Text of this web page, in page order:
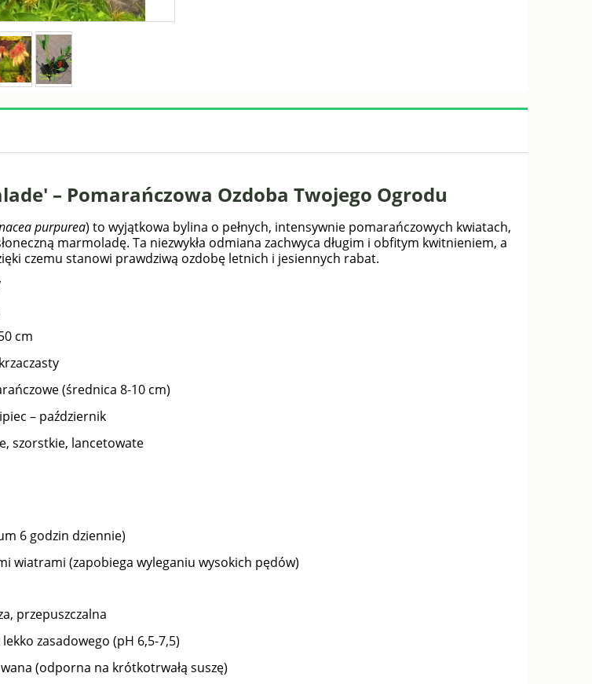
– Pomarańczowa Ozdoba Twojego Ogrodu
purpurea) to wyjątkowa bylina o pełnych, intensywnie pomarańczowych kwiatach,
marmoladę. Ta niezwykła odmiana zachwyca długim i obfitym kwitnieniem, a
czemu stanowi prawdziwą ozdobę letnich i jesiennych rabat.
cm
(średnica 8-10 cm)
– październik
szorstkie, lancetowate
6 godzin dziennie)
wiatrami (zapobiega wyleganiu wysokich pędów)
przepuszczalna
zasadowego (pH 6,5-7,5)
(odporna na krótkotrwałą suszę)